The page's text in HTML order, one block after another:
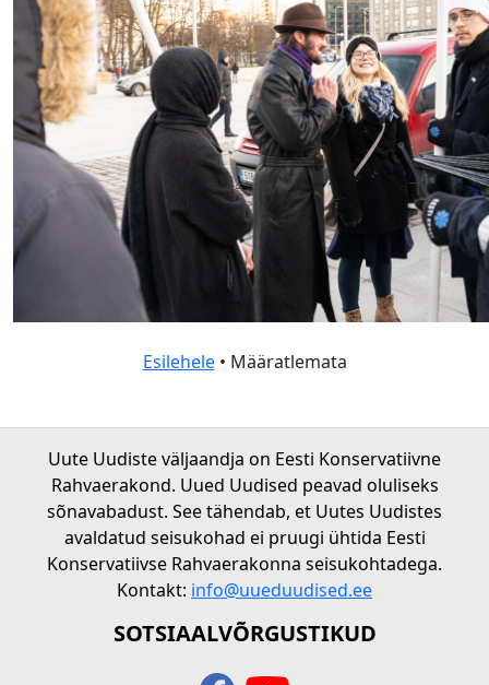
Esilehele• Määratlemata
Uute Uudiste väljaandja on Eesti Konservatiivne
Rahvaerakond. Uued Uudised peavad oluliseks
sõnavabadust. See tähendab, et Uutes Uudistes
avaldatud seisukohad ei pruugi ühtida Eesti
Konservatiivse Rahvaerakonna seisukohtadega.
Kontakt: info@uueduudised.ee
SOTSIAALVÕRGUSTIKUD